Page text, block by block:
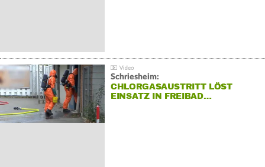
Schriesheim:
CHLORGASAUSTRITT LÖST
EINSATZ IN FREIBAD…